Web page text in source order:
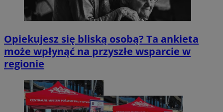
Opiekujesz się bliską osobą? Ta ankieta
może wpłynąć na przyszłe wsparcie w
regionie